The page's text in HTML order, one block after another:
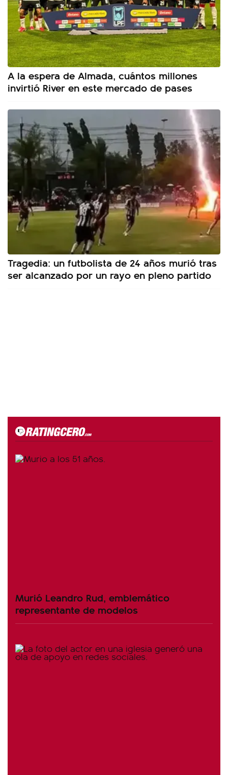
A la espera de Almada, cuántos millones
invirtió River en este mercado de pases
Tragedia: un futbolista de 24 años murió tras
ser alcanzado por un rayo en pleno partido
Murió Leandro Rud, emblemático
representante de modelos